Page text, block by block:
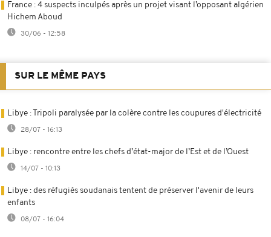
France : 4 suspects inculpés après un projet visant l’opposant algérien
Hichem Aboud
30/06 - 12:58
SUR LE MÊME PAYS
Libye : Tripoli paralysée par la colère contre les coupures d'électricité
28/07 - 16:13
Libye : rencontre entre les chefs d’état-major de l’Est et de l’Ouest
14/07 - 10:13
Libye : des réfugiés soudanais tentent de préserver l'avenir de leurs
enfants
08/07 - 16:04